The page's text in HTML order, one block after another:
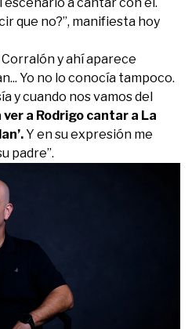
que no?”, manifiesta hoy
y ahí aparece
Yo no lo conocía tampoco.
y cuando nos vamos del
ver a Rodrigo cantar a La
Y en su expresión me
padre”.